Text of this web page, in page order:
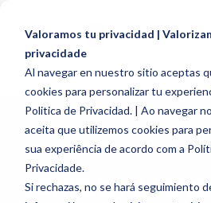
Valoramos tu privacidad |
privacidade
Al navegar en nuestro sitio aceptas
cookies para personalizar tu
Politica de Privacidad. | Ao navegar
aceita que utilizemos cookies para
sua experiência de acordo com a
Privacidade.
Si rechazas, no se hará seguimiento
HR TOPICS
CONHEÇA O